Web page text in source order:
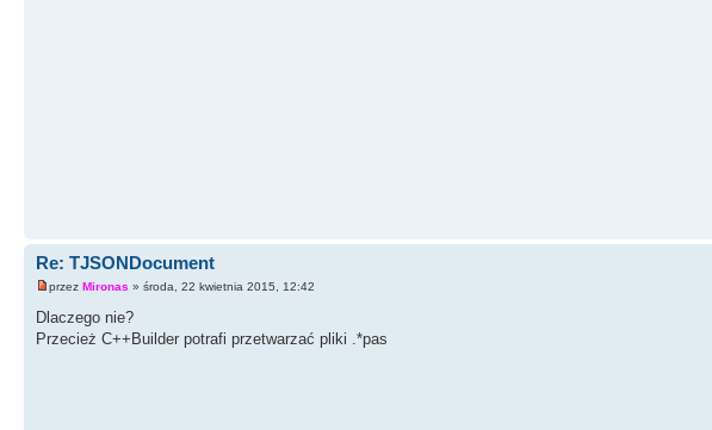
Re: TJSONDocument
przez Mironas » środa, 22 kwietnia 2015, 12:42
Dlaczego nie?
Przecież C++Builder potrafi przetwarzać pliki .*pas